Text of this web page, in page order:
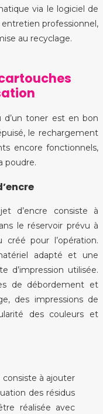
via le logiciel de
professionnel,
au recyclage.
d’un toner est en bon
le rechargement
encore fonctionnels,
poudre.
d’encre consiste à
le réservoir prévu à
pour l’opération.
adapté et une
d’impression utilisée.
de débordement et
des impressions de
des couleurs et
consiste à ajouter
des résidus
réalisée avec